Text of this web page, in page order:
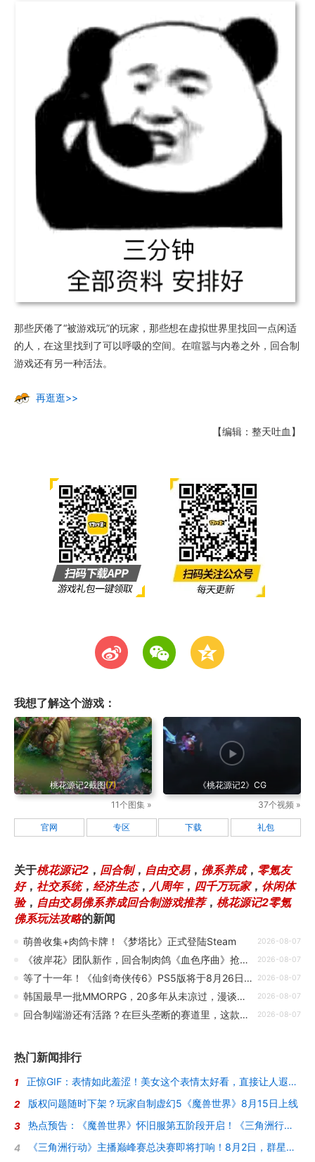
那些厌倦了“被游戏玩”的玩家，那些想在虚拟世界里找回一点闲适
的人，在这里找到了可以呼吸的空间。在喧嚣与内卷之外，回合制
游戏还有另一种活法。
再逛逛>>
【编辑：整天吐血】
t w z
我想了解这个游戏：
桃花源记2截图(7)
11个图集 »
《桃花源记2》CG
37个视频 »
官网 专区 下载 礼包
关于桃花源记2 ， 回合制， 自由交易， 佛系养成， 零氪友
好， 社交系统， 经济生态， 八周年， 四千万玩家， 休闲体
验， 自由交易佛系养成回合制游戏推荐， 桃花源记2零氪
佛系玩法攻略的新闻
萌兽收集+肉鸽卡牌！《梦塔比》正式登陆Steam 2026-08-07
《彼岸花》团队新作，回合制肉鸽《血色序曲》抢先体验定档 9 月 10 日发售 2026-08-07
等了十一年！《仙剑奇侠传6》PS5版将于8月26日发售 2026-08-07
韩国最早一批MMORPG，20多年从未凉过，漫谈《传奇》的玩法与设计 2026-08-07
回合制端游还有活路？在巨头垄断的赛道里，这款游戏却如此坚挺！ 2026-08-07
热门新闻排行
1 正惊GIF：表情如此羞涩！美女这个表情太好看，直接让人遐想连篇
2 版权问题随时下架？玩家自制虚幻5《魔兽世界》8月15日上线
3 热点预告：《魔兽世界》怀旧服第五阶段开启！《三角洲行动》开启全新宝藏月摸大红！
4 《三角洲行动》主播巅峰赛总决赛即将打响！8月2日，群星汇聚，新王加冕！